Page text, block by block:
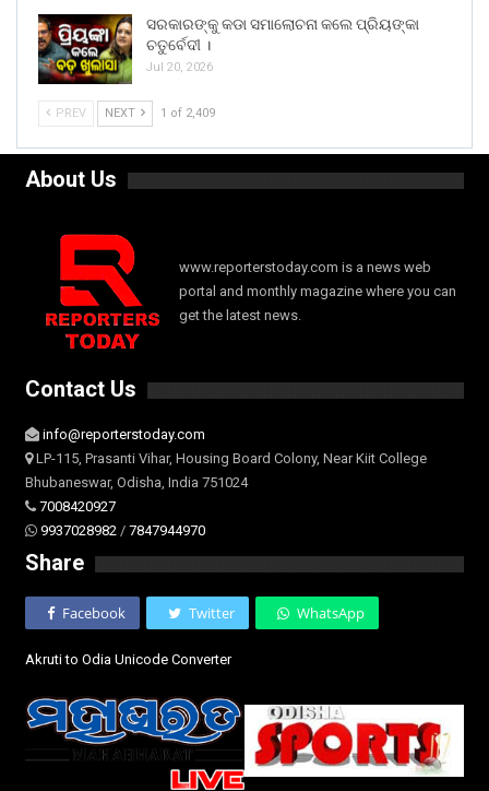
ସରକାରଙ୍କୁ କଡା ସମାଲୋଚନା କଲେ ପ୍ରିୟଙ୍କା
ଚତୁର୍ବେଦୀ ।
Jul 20, 2026
PREV NEXT 1 of 2,409
About Us
www.reporterstoday.com is a news web
portal and monthly magazine where you can
get the latest news.
Contact Us
info@reporterstoday.com
LP-115, Prasanti Vihar, Housing Board Colony, Near Kiit College
Bhubaneswar, Odisha, India 751024
7008420927
9937028982 / 7847944970
Share
Facebook Twitter WhatsApp
Akruti to Odia Unicode Converter